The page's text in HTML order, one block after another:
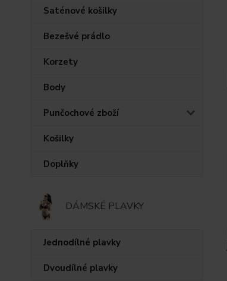
Saténové košilky
Bezešvé prádlo
Korzety
Body
Punčochové zboží
Košilky
Doplňky
DÁMSKÉ PLAVKY
Jednodílné plavky
Dvoudílné plavky